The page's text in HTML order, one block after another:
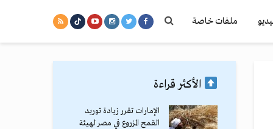
ملفات خاصة
الأكثر قراءة
الإمارات تقرر زيادة توريد
القمح المزروع في مصر لهيئة